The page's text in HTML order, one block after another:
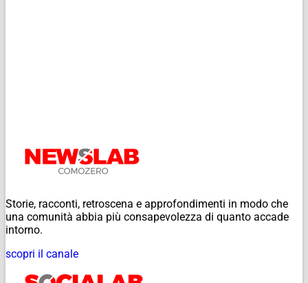
Storie, racconti, retroscena e approfondimenti in modo che
una comunità abbia più consapevolezza di quanto accade
intorno.
scopri il canale